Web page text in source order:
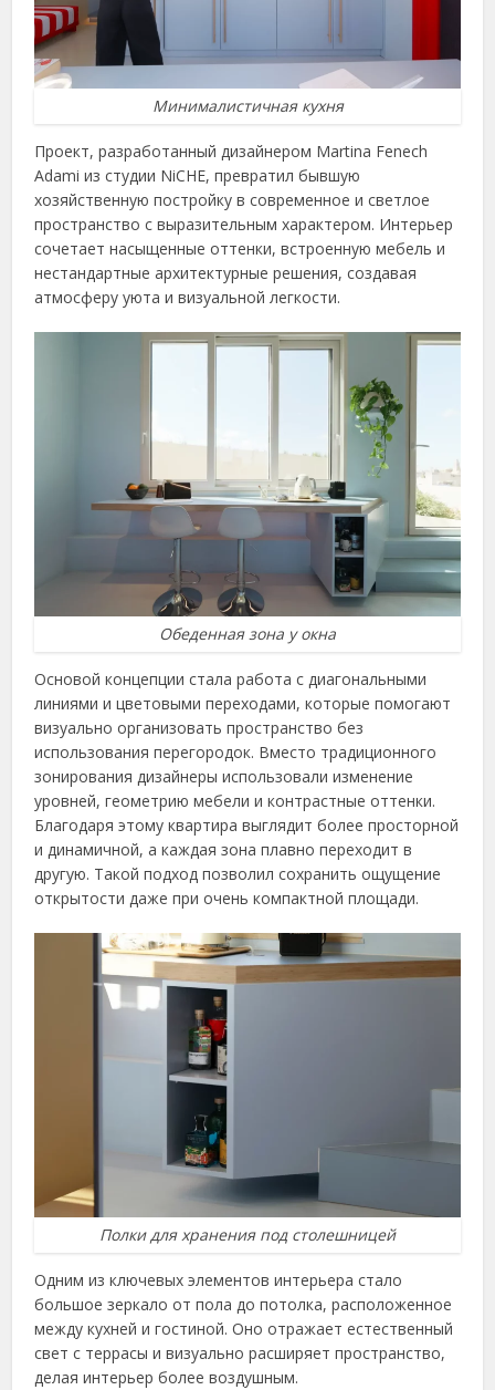
Минималистичная кухня
Проект, разработанный дизайнером Martina Fenech
Adami из студии NiCHE, превратил бывшую
хозяйственную постройку в современное и светлое
пространство с выразительным характером. Интерьер
сочетает насыщенные оттенки, встроенную мебель и
нестандартные архитектурные решения, создавая
атмосферу уюта и визуальной легкости.
Обеденная зона у окна
Основой концепции стала работа с диагональными
линиями и цветовыми переходами, которые помогают
визуально организовать пространство без
использования перегородок. Вместо традиционного
зонирования дизайнеры использовали изменение
уровней, геометрию мебели и контрастные оттенки.
Благодаря этому квартира выглядит более просторной
и динамичной, а каждая зона плавно переходит в
другую. Такой подход позволил сохранить ощущение
открытости даже при очень компактной площади.
Полки для хранения под столешницей
Одним из ключевых элементов интерьера стало
большое зеркало от пола до потолка, расположенное
между кухней и гостиной. Оно отражает естественный
свет с террасы и визуально расширяет пространство,
делая интерьер более воздушным.